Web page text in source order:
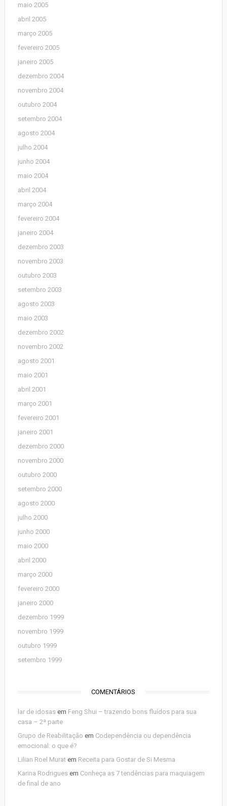
maio 2005
abril 2005
março 2005
fevereiro 2005
janeiro 2005
dezembro 2004
novembro 2004
outubro 2004
setembro 2004
agosto 2004
julho 2004
junho 2004
maio 2004
abril 2004
março 2004
fevereiro 2004
janeiro 2004
dezembro 2003
novembro 2003
outubro 2003
setembro 2003
agosto 2003
maio 2003
dezembro 2002
novembro 2002
agosto 2001
maio 2001
abril 2001
março 2001
fevereiro 2001
janeiro 2001
dezembro 2000
novembro 2000
outubro 2000
setembro 2000
agosto 2000
julho 2000
junho 2000
maio 2000
abril 2000
março 2000
fevereiro 2000
janeiro 2000
dezembro 1999
novembro 1999
outubro 1999
setembro 1999
COMENTÁRIOS
lar de idosasem Feng Shui – trazendo bons fluídos para sua
casa – 2ª parte
Grupo de Reabilitação em Codependência ou dependência
emocional: o que é?
Lilian Roel Muratem Receita para Gostar de Si Mesma
Karina Rodriguesem Conheça as 7 tendências para maquiagem
de final de ano